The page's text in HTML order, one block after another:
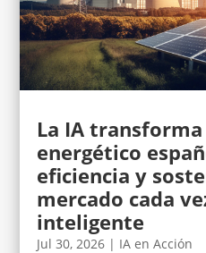
La IA
energético
eficiencia y
mercado cada
inteligente
Jul 30, 2026 | IA en Acción